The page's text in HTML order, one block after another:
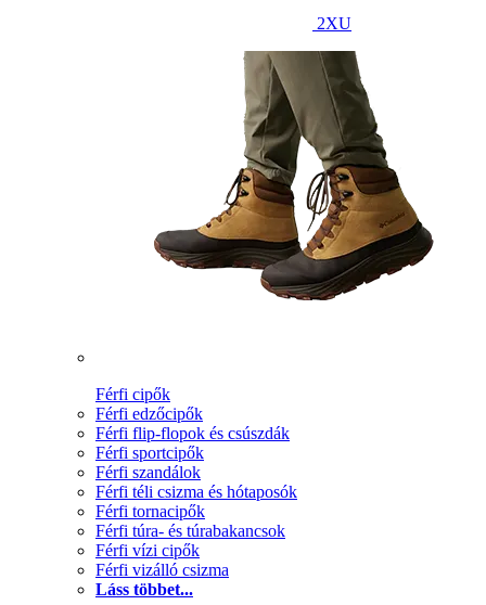
2XU
Férfi cipők
Férfi edzőcipők
Férfi flip-flopok és csúszdák
Férfi sportcipők
Férfi szandálok
Férfi téli csizma és hótaposók
Férfi tornacipők
Férfi túra- és túrabakancsok
Férfi vízi cipők
Férfi vizálló csizma
Láss többet...